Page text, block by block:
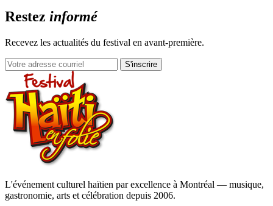
Restez informé
Recevez les actualités du festival en avant-première.
S'inscrire
L'événement culturel haïtien par excellence à Montréal — musique,
gastronomie, arts et célébration depuis 2006.